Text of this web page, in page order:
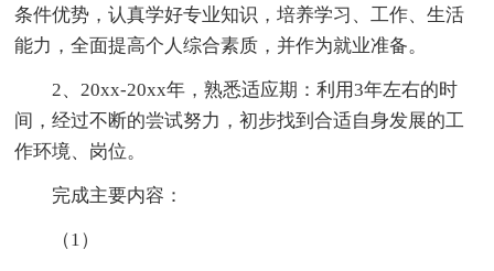
条件优势，认真学好专业知识，培养学习、工作、生活
能力，全面提高个人综合素质，并作为就业准备。
2、20xx-20xx年，熟悉适应期：利用3年左右的时
间，经过不断的尝试努力，初步找到合适自身发展的工
作环境、岗位。
完成主要内容：
（1）